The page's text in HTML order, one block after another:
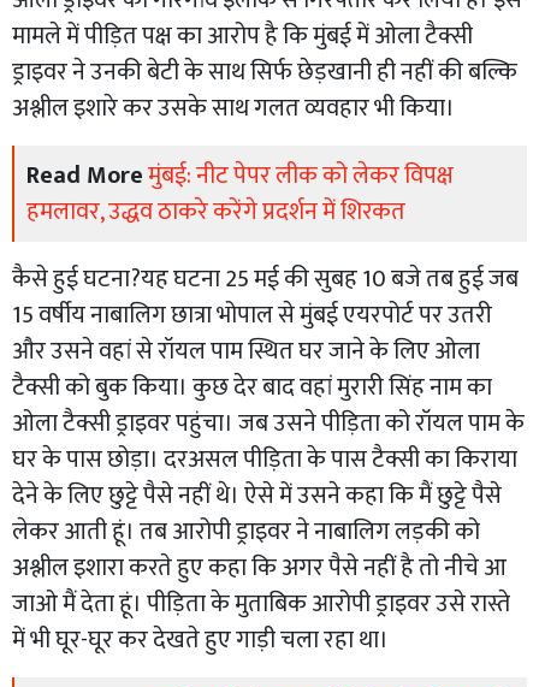
मामले में पीड़ित पक्ष का आरोप है कि मुंबई में ओला टैक्सी
ड्राइवर ने उनकी बेटी के साथ सिर्फ छेड़खानी ही नहीं की बल्कि
अश्लील इशारे कर उसके साथ गलत व्यवहार भी किया।
Read Moreमुंबई: नीट पेपर लीक को लेकर विपक्ष
हमलावर, उद्धव ठाकरे करेंगे प्रदर्शन में शिरकत
कैसे हुई घटना?यह घटना 25 मई की सुबह 10 बजे तब हुई जब
15 वर्षीय नाबालिग छात्रा भोपाल से मुंबई एयरपोर्ट पर उतरी
और उसने वहां से रॉयल पाम स्थित घर जाने के लिए ओला
टैक्सी को बुक किया। कुछ देर बाद वहां मुरारी सिंह नाम का
ओला टैक्सी ड्राइवर पहुंचा। जब उसने पीड़िता को रॉयल पाम के
घर के पास छोड़ा। दरअसल पीड़िता के पास टैक्सी का किराया
देने के लिए छुट्टे पैसे नहीं थे। ऐसे में उसने कहा कि मैं छुट्टे पैसे
लेकर आती हूं। तब आरोपी ड्राइवर ने नाबालिग लड़की को
अश्लील इशारा करते हुए कहा कि अगर पैसे नहीं है तो नीचे आ
जाओ मैं देता हूं। पीड़िता के मुताबिक आरोपी ड्राइवर उसे रास्ते
में भी घूर-घूर कर देखते हुए गाड़ी चला रहा था।